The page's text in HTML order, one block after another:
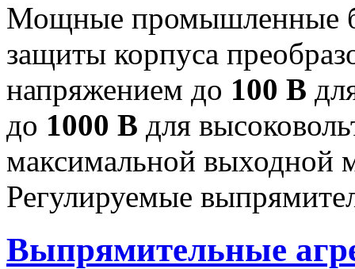
Мощные промышленные
защиты корпуса
напряжением до 100 В
до 1000 В для
максимальной
Регулируемые
Выпрямительные